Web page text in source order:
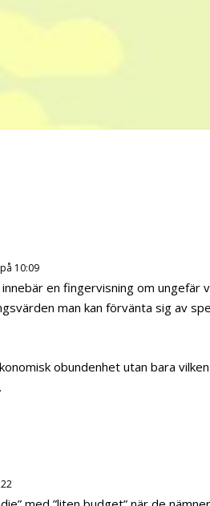
10:09
en fingervisning om ungefär
man kan förvänta sig av
obundenhet utan bara